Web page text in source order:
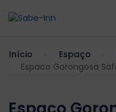
Início Espaço
Espaco Gorongosa